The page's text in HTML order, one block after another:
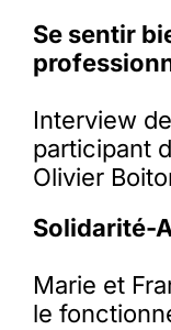
Se sentir
Interview
participant
Olivier
Solidarité-
Marie et
le